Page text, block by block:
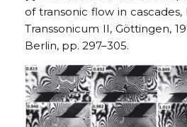
of transonic flow in cascades,
Transsonicum II, Göttingen,
Berlin, pp. 297–305.